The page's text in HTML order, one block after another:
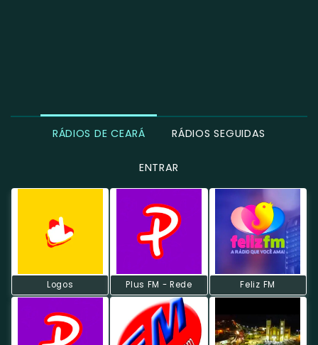
RÁDIOS DE CEARÁ RÁDIOS SEGUIDAS
ENTRAR
Logos Plus FM - Rede Feliz FM